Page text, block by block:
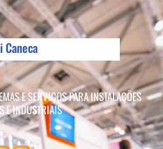
E SERVIÇOS PARA INSTALAÇÕES
E INDUSTRIAIS